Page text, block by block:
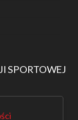
SPORTOWEJ